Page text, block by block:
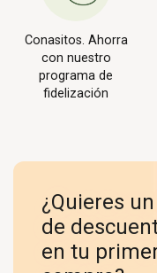
Conasitos. Ahorra
con nuestro
programa de
fidelización
¿Quieres un
de
en tu